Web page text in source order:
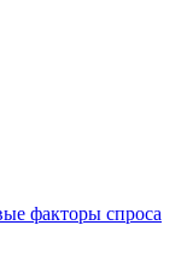
факторы спроса